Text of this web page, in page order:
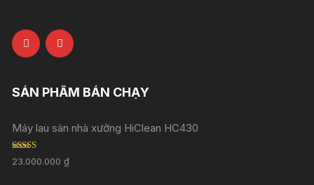
SẢN PHẨM BÁN CHẠY
Máy lau sàn nhà xưởng HiClean HC430
Rated5.00
out of 5
23.000.000₫